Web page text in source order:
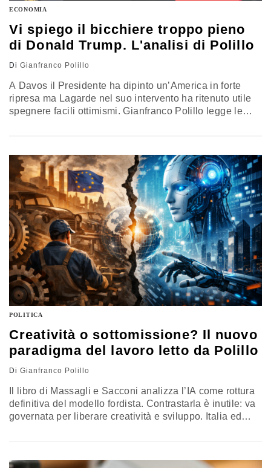
ECONOMIA
Vi spiego il bicchiere troppo pieno
di Donald Trump. L'analisi di Polillo
Di Gianfranco Polillo
A Davos il Presidente ha dipinto un’America in forte
ripresa ma Lagarde nel suo intervento ha ritenuto utile
spegnere facili ottimismi. Gianfranco Polillo legge le
POLITICA
Creatività o sottomissione? Il nuovo
paradigma del lavoro letto da Polillo
Di Gianfranco Polillo
Il libro di Massagli e Sacconi analizza l’IA come rottura
definitiva del modello fordista. Contrastarla è inutile: va
governata per liberare creatività e sviluppo. Italia ed